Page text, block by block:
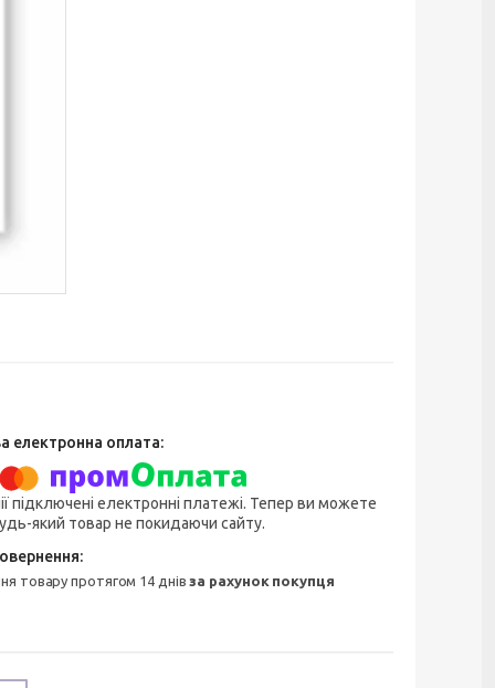
підключені електронні платежі. Тепер ви можете
який товар не покидаючи сайту.
товару протягом 14 днівза рахунок покупця